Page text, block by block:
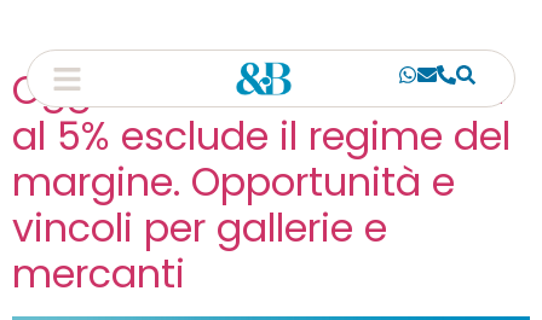
Oggetti d’arte: l’Iva ridotta
al 5% esclude il regime del
margine. Opportunità e
vincoli per gallerie e
mercanti